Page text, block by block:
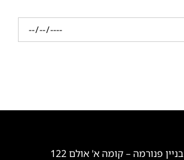
בניין פנורמה – קומה א' אולם 122